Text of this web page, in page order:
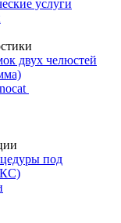
услуги
двух челюстей
под